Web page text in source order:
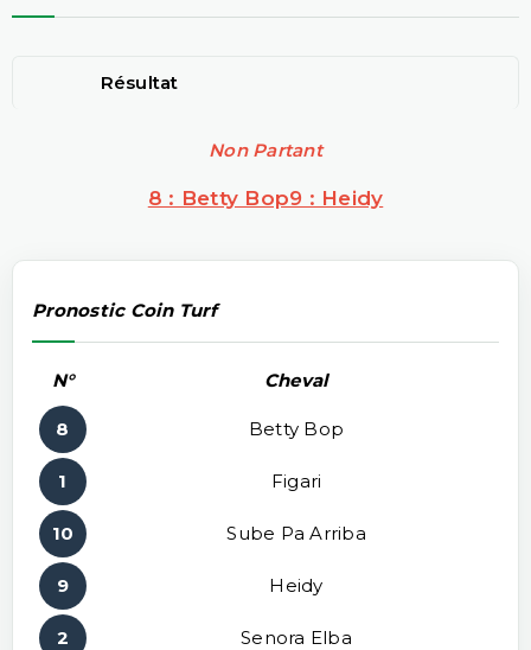
Résultat
Non Partant
8 : Betty Bop9 : Heidy
Pronostic Coin Turf
N° Cheval
8 Betty Bop
1 Figari
10 Sube Pa Arriba
9 Heidy
2 Senora Elba